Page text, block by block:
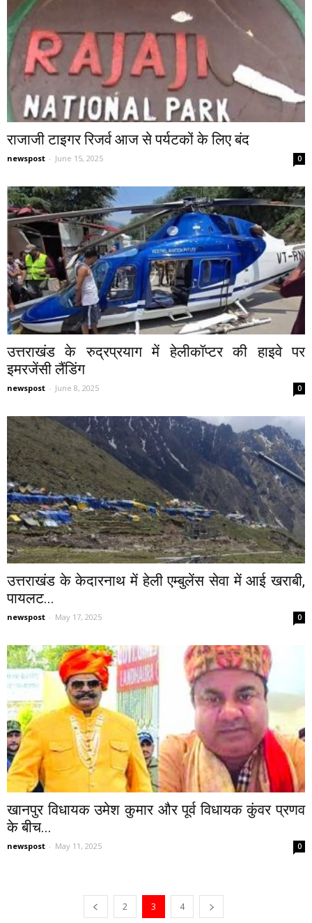
राजाजी टाइगर रिजर्व आज से पर्यटकों के लिए बंद
newspost - June 15, 2025 0
उत्तराखंड के रुद्रप्रयाग में हेलीकॉप्टर की हाइवे पर
इमरजेंसी लैंडिंग
newspost - June 8, 2025 0
उत्तराखंड के केदारनाथ में हेली एम्बुलेंस सेवा में आई खराबी,
पायलट...
newspost - May 17, 2025 0
खानपुर विधायक उमेश कुमार और पूर्व विधायक कुंवर प्रणव
के बीच...
newspost - May 11, 2025 0
2 3 4